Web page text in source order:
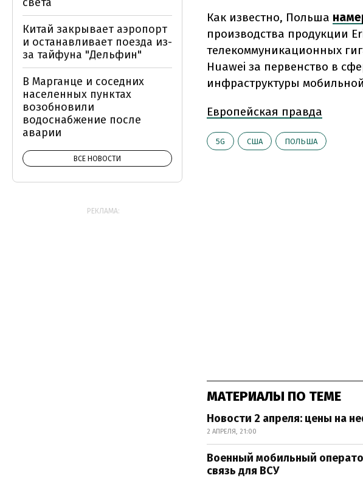
Как известно, Польша
производства продукции
телекоммуникационных
Huawei за первенство в
инфраструктуры
Европейская правда
5G США ПОЛЬША
МАТЕРИАЛЫ ПО ТЕМЕ
Новости 2 апреля: цены на
2 АПРЕЛЯ, 21:00
Военный мобильный
связь для ВСУ
Китай закрывает аэропорт
и останавливает поезда из-
за тайфуна "Дельфин"
В Марганце и соседних
населенных пунктах
возобновили
водоснабжение после
аварии
ВСЕ НОВОСТИ
РЕКЛАМА: